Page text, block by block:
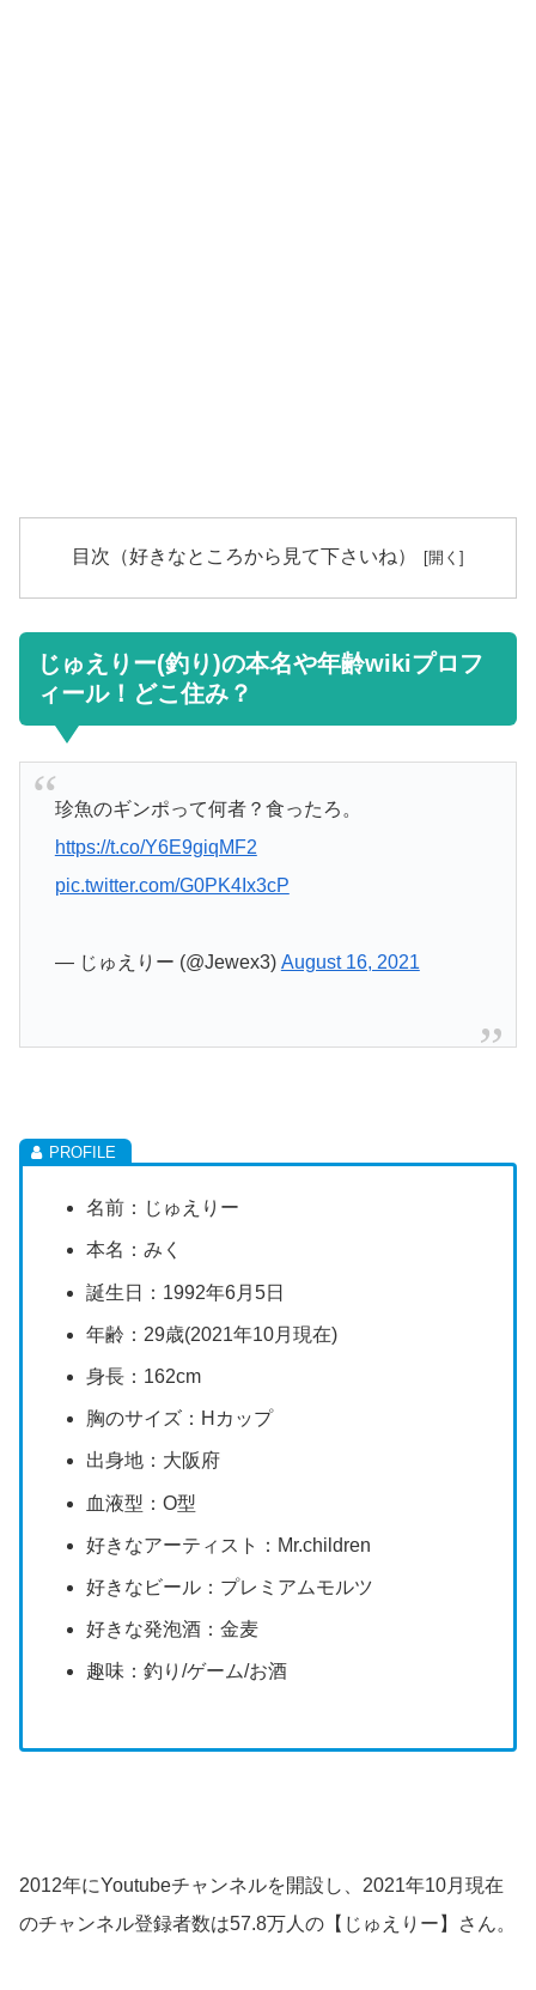
目次（好きなところから見て下さいね）
じゅえりー(釣り)の本名や年齢wikiプロフ
ィール！どこ住み？
珍魚のギンポって何者？食ったろ。
https://t.co/Y6E9giqMF2
pic.twitter.com/G0PK4Ix3cP
— じゅえりー (@Jewex3) August 16, 2021
名前：じゅえりー
本名：みく
誕生日：1992年6月5日
年齢：29歳(2021年10月現在)
身長：162cm
胸のサイズ：Hカップ
出身地：大阪府
血液型：O型
好きなアーティスト：Mr.children
好きなビール：プレミアムモルツ
好きな発泡酒：金麦
趣味：釣り/ゲーム/お酒
2012年にYoutubeチャンネルを開設し、2021年10月現在
のチャンネル登録者数は57.8万人の【じゅえりー】さん。